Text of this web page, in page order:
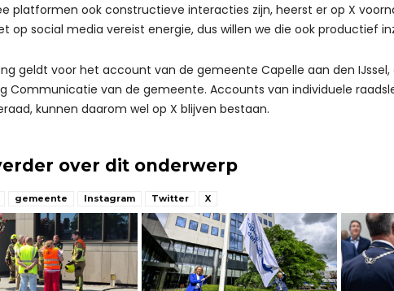
platformen ook constructieve interacties zijn, heerst er op X
op social media vereist energie, dus willen we die ook productief
geldt voor het account van de gemeente Capelle aan den
Communicatie van de gemeente. Accounts van individuele
kunnen daarom wel op X blijven bestaan.
over dit onderwerp
gemeente Instagram Twitter X